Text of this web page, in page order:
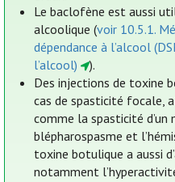
Le baclofène est aussi
alcoolique (voir 10.5.1.
dépendance à l’alcool
l’alcool)
).
Des injections de toxine
cas de spasticité focale,
comme la spasticité d’un
blépharospasme et
toxine botulique a aussi
notamment